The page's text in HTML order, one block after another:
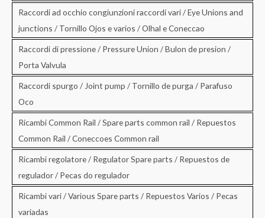
Raccordi ad occhio congiunzioni raccordi vari / Eye Unions and
junctions / Tornillo Ojos e varios / Olhal e Coneccao
Raccordi di pressione / Pressure Union / Bulon de presion /
Porta Valvula
Raccordi spurgo / Joint pump / Tornillo de purga / Parafuso
Oco
Ricambi Common Rail / Spare parts common rail / Repuestos
Common Rail / Coneccoes Common rail
Ricambi regolatore / Regulator Spare parts / Repuestos de
regulador / Pecas do regulador
Ricambi vari / Various Spare parts / Repuestos Varios / Pecas
variadas